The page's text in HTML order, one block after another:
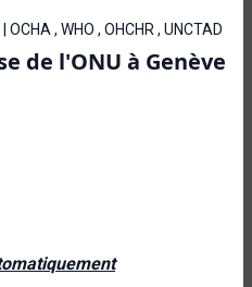
, WHO , OHCHR , UNCTAD
de l'ONU à Genève